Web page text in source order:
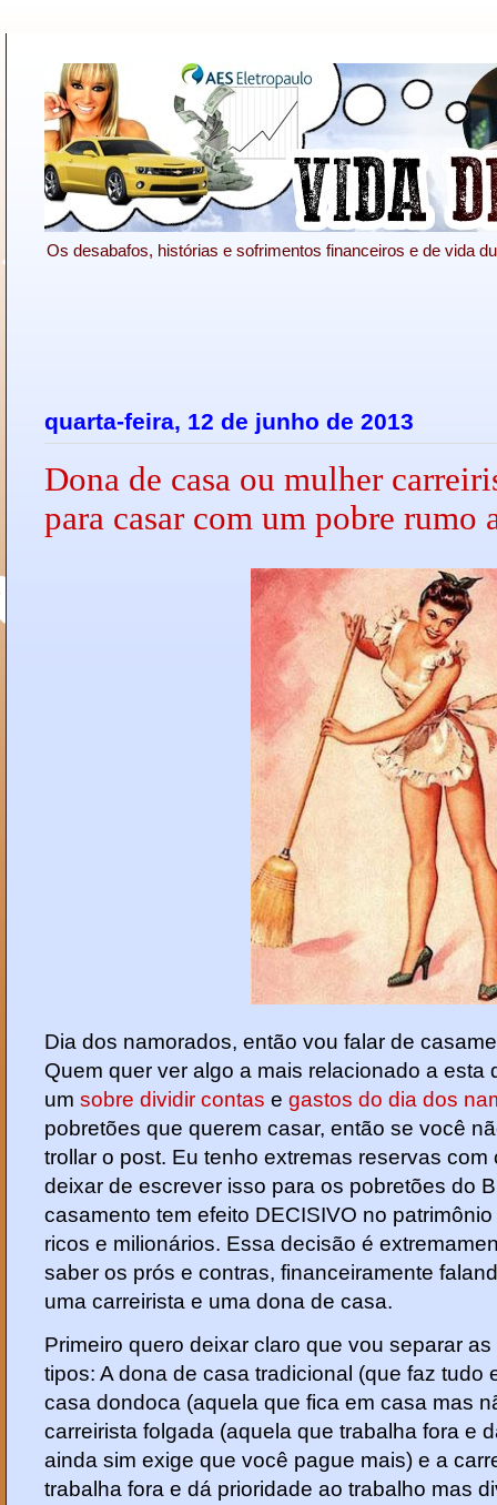
Os desabafos, histórias e sofrimentos financeiros e de vida
quarta-feira, 12 de junho de 2013
Dona de casa ou mulher
para casar com um pobre rumo
Dia dos namorados, então vou falar de
Quem quer ver algo a mais relacionado a esta
um sobre dividir contas e gastos do dia dos
pobretões que querem casar, então se você
trollar o post. Eu tenho extremas reservas
deixar de escrever isso para os pobretões do
casamento tem efeito DECISIVO no
ricos e milionários. Essa decisão é
saber os prós e contras, financeiramente
uma carreirista e uma dona de casa.
Primeiro quero deixar claro que vou separar
tipos: A dona de casa tradicional (que faz tudo
casa dondoca (aquela que fica em casa mas
carreirista folgada (aquela que trabalha fora e
ainda sim exige que você pague mais) e a
trabalha fora e dá prioridade ao trabalho mas